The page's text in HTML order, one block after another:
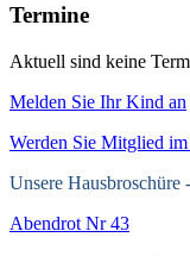
Termine
Aktuell sind keine
Melden Sie Ihr Kind an
Werden Sie Mitglied
Unsere Hausbroschüre -
Abendrot Nr 43